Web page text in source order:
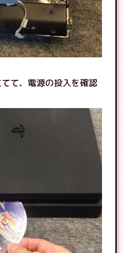
て、電源の投入を確認